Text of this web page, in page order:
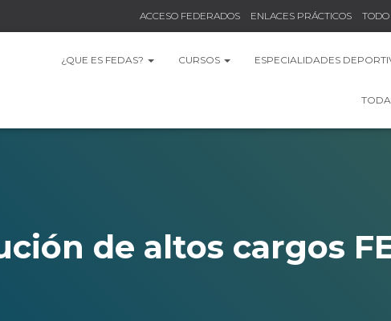
ACCESO FEDERADOS ENLACES PRÁCTICOS
¿QUE ES FEDAS? CURSOS ESPECIALIDADES
de altos cargos